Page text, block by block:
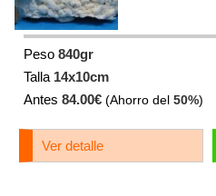
Peso 840gr
Talla 14x10cm
Antes 84.00€ (Ahorro del 50%)
Ver detalle